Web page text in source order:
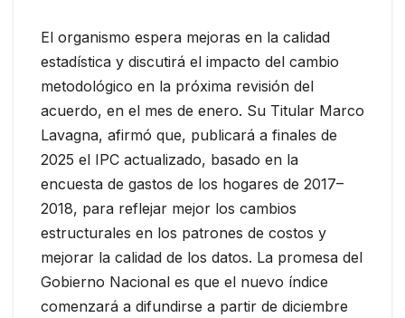
El organismo espera mejoras en la calidad
estadística y discutirá el impacto del cambio
metodológico en la próxima revisión del
acuerdo, en el mes de enero. Su Titular Marco
Lavagna, afirmó que, publicará a finales de
2025 el IPC actualizado, basado en la
encuesta de gastos de los hogares de 2017–
2018, para reflejar mejor los cambios
estructurales en los patrones de costos y
mejorar la calidad de los datos. La promesa del
Gobierno Nacional es que el nuevo índice
comenzará a difundirse a partir de diciembre